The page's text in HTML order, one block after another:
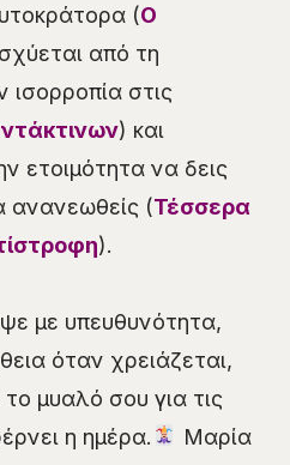
(Ο
από τη
ισορροπία στις
) και
ετοιμότητα να δεις
ανανεωθείς (Τέσσερα
).
με υπευθυνότητα,
όταν χρειάζεται,
μυαλό σου για τις
η ημέρα.
Μαρία